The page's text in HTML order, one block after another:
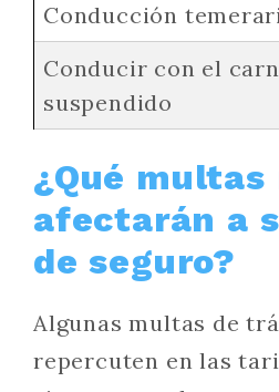
Conducción
Conducir con el
suspendido
¿Qué multas
afectarán a
de seguro?
Algunas multas de
repercuten en las